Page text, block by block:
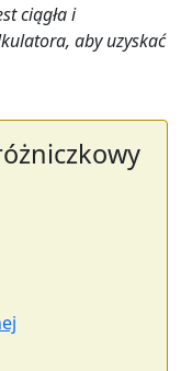
ciągła i
aby uzyskać